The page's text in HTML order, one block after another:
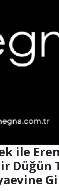
ile
Düğün